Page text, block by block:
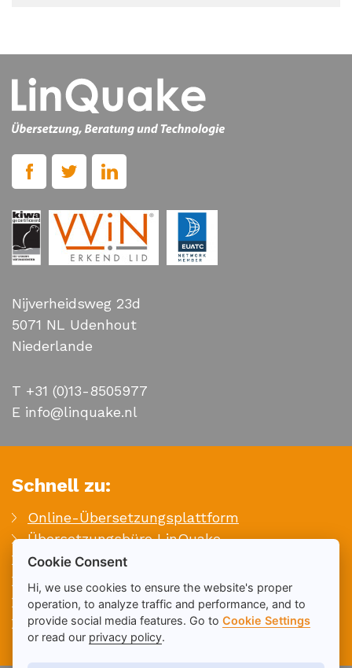
Nijverheidsweg 23d
5071 NL Udenhout
Niederlande
T +31 (0)13-8505977
E info@linquake.nl
Schnell zu:
Online-Übersetzungsplattform
Übersetzungsbüro LinQuake
Kontakt
Angebot anfordern
Stellenangebote
Sitemap
Cookie Consent
Hi, we use cookies to ensure the website's proper
operation, to analyze traffic and performance, and to
provide social media features. Go toCookie Settings
or read our privacy policy.